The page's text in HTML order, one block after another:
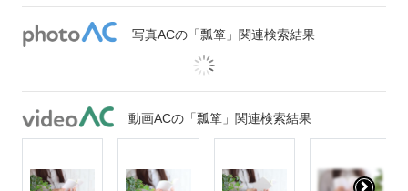
写真ACの「瓢箪」関連検索結果
動画ACの「瓢箪」関連検索結果